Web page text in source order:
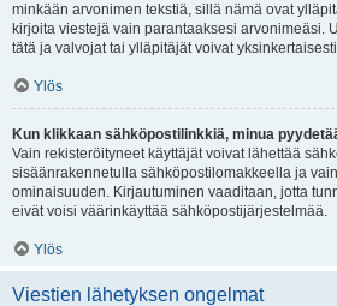
minkään arvonimen tekstiä, sillä nämä ovat
kirjoita viestejä vain parantaaksesi arvonimeäsi.
tätä ja valvojat tai ylläpitäjät voivat
Ylös
Kun klikkaan sähköpostilinkkiä, minua
Vain rekisteröityneet käyttäjät voivat lähettää
sisäänrakennetulla sähköpostilomakkeella ja
ominaisuuden. Kirjautuminen vaaditaan, jotta
eivät voisi väärinkäyttää sähköpostijärjestelmää.
Ylös
Viestien lähetyksen ongelmat